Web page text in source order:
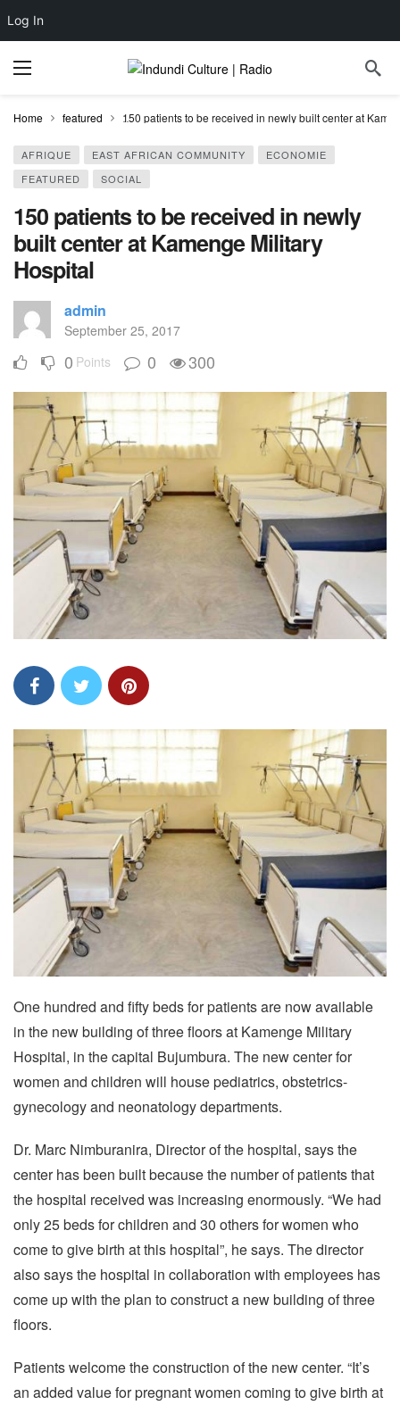
Log In
Home featured 150 patients to be received in newly built center at
AFRIQUE EAST AFRICAN COMMUNITY
ECONOMIE
FEATURED
SOCIAL
150 patients to be received in newly
built center at Kamenge Military
Hospital
admin
September 25, 2017
0 Points 0 300
One hundred and fifty beds for patients are now available
in the new building of three floors at Kamenge Military
Hospital, in the capital Bujumbura. The new center for
women and children will house pediatrics, obstetrics-
gynecology and neonatology departments.
Dr. Marc Nimburanira, Director of the hospital, says the
center has been built because the number of patients that
the hospital received was increasing enormously. “We had
only 25 beds for children and 30 others for women who
come to give birth at this hospital”, he says. The director
also says the hospital in collaboration with employees has
come up with the plan to construct a new building of three
floors.
Patients welcome the construction of the new center. “It’s
an added value for pregnant women coming to give birth at